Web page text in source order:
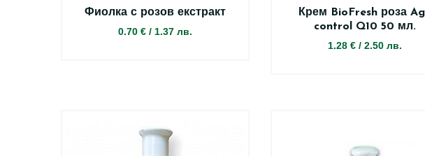
Фиолка с розов екстракт
0.70 € / 1.37 лв.
Крем BioFresh роза
control Q10 50 мл.
1.28 € / 2.50 лв.